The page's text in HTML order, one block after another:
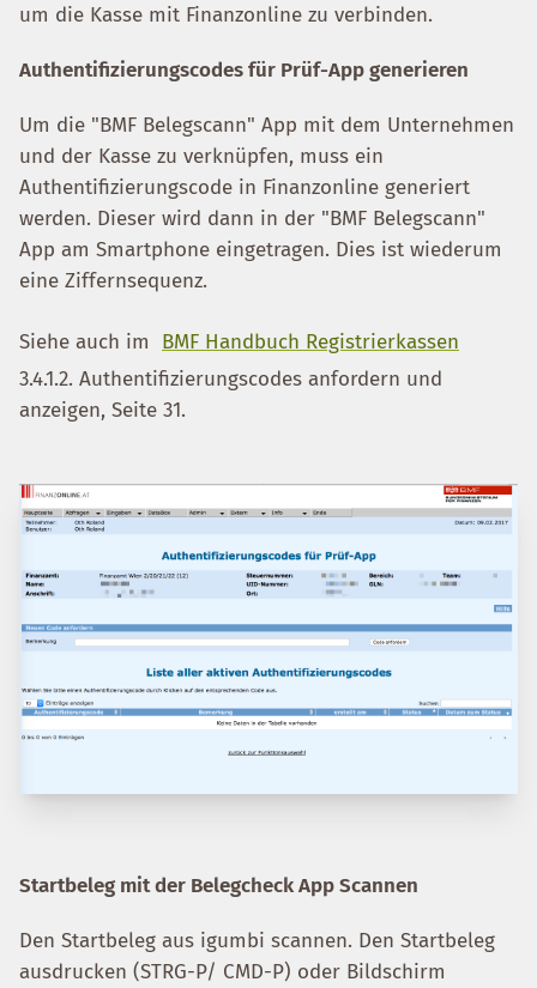
um die Kasse mit Finanzonline zu verbinden.
Authentifizierungscodes für Prüf-App generieren
Um die "BMF Belegscann" App mit dem Unternehmen
und der Kasse zu verknüpfen, muss ein
Authentifizierungscode in Finanzonline generiert
werden. Dieser wird dann in der "BMF Belegscann"
App am Smartphone eingetragen. Dies ist wiederum
eine Ziffernsequenz.
Siehe auch im
BMF Handbuch Registrierkassen
3.4.1.2. Authentifizierungscodes anfordern und
anzeigen, Seite 31.
Startbeleg mit der Belegcheck App Scannen
Den Startbeleg aus igumbi scannen. Den Startbeleg
ausdrucken (STRG-P/ CMD-P) oder Bildschirm